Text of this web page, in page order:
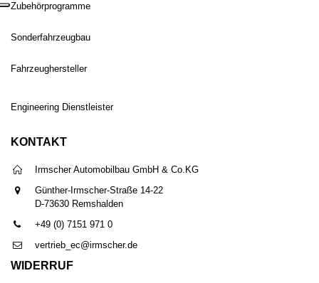
Zubehörprogramme
Sonderfahrzeugbau
Fahrzeughersteller
Engineering Dienstleister
KONTAKT
Irmscher Automobilbau GmbH & Co.KG
Günther-Irmscher-Straße 14-22
D-73630 Remshalden
+49 (0) 7151 971 0
vertrieb_ec@irmscher.de
WIDERRUF